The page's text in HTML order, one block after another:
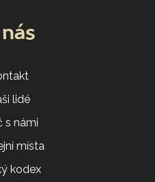
lidé
s námi
místa
kodex